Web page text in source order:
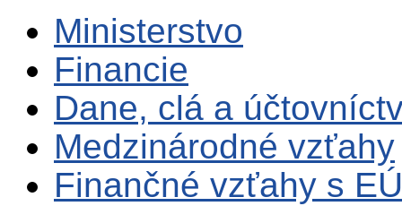
Ministerstvo
Financie
Dane, clá a
Medzinárodné vzťahy
Finančné vzťahy s EÚ